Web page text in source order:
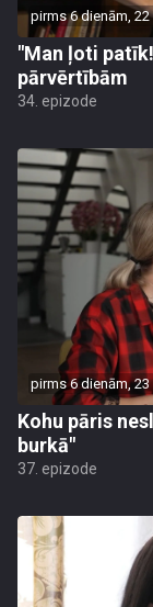
pirms 6 dienām,
"Man ļoti
pārvērtībām
34. epizode
pirms 6 dienām,
Kohu pāris
burkā"
37. epizode